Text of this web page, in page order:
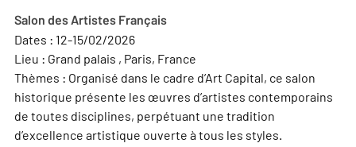
Salon des Artistes Français
Dates : 12-15/02/2026
Lieu : Grand palais , Paris, France
Thèmes : Organisé dans le cadre d’Art Capital, ce salon
historique présente les œuvres d’artistes contemporains
de toutes disciplines, perpétuant une tradition
d’excellence artistique ouverte à tous les styles.